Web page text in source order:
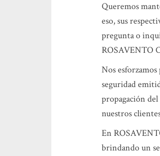
Queremos
eso, sus
pregunta o
ROSAVENTO
Nos
seguridad
propagación
nuestros
En
brindando un